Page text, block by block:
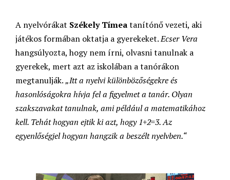
A nyelvórákat Székely Tímeatanítónő vezeti, aki
játékos formában oktatja a gyerekeket.Ecser Vera
hangsúlyozta, hogy nem írni, olvasni tanulnak a
gyerekek, mert azt az iskolában a tanórákon
megtanulják.„Itt a nyelvi különbözőségekre és
hasonlóságokra hívja fel a figyelmet a tanár. Olyan
szakszavakat tanulnak, ami például a matematikához
kell. Tehát hogyan ejtik ki azt, hogy 1+2=3. Az
egyenlőségjel hogyan hangzik a beszélt nyelvben.“